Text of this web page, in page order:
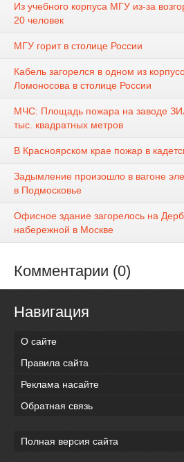
Из учебного корпуса МГУ из-за
20 человек
МГУ горит в столице России
Кабель загорелся в одном из
Ломоносова в столице России
МЧС: Площадь пожара на заводе
тыс. квадратных метров
В Красноярском крае пожар в
Задымление произошло в вагоне
в Подмосковье
Офисное здание загорелось на
набережной в Москве
Комментарии (0)
Навигация
О сайте
Правила сайта
Реклама насайте
Обратная связь
Полная версия сайта